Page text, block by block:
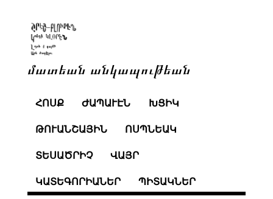
մատեան անկապութեան
ՀՈՍՔ ԺԱՊԱՒԷՆ ԽՑԻԿ
ԹՈՒԱՆՇԱՅԻՆ ՈՍՊՆԵԱԿ
ՏԵՍԱԾՐԻՉ ՎԱՅՐ
ԿԱՏԵԳՈՐԻԱՆԵՐ ՊԻՏԱԿՆԵՐ